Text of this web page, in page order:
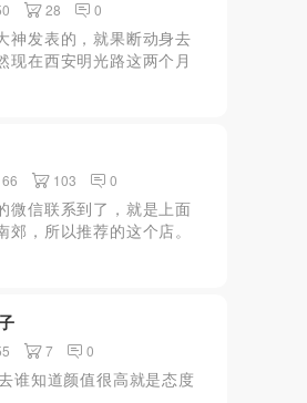
28 0
发表的，就果断动身去
现在西安明光路这两个月
么多了，也比较难找，但
一家家找过去，靠东头哪
103 0
微信联系到了，就是上面
，所以推荐的这个店。
地方有人接，联系地点在
边过一会会有人来带，具
7 0
谁知道颜值很高就是态度